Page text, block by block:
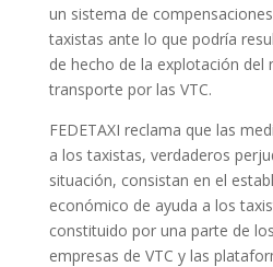
un sistema de
taxistas ante lo que podría
de hecho de la explotación del
transporte por las VTC.
FEDETAXI reclama que las
a los taxistas, verdaderos
situación, consistan en el
económico de ayuda a los
constituido por una parte de
empresas de VTC y las